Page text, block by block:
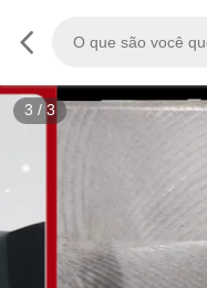
3 / 3